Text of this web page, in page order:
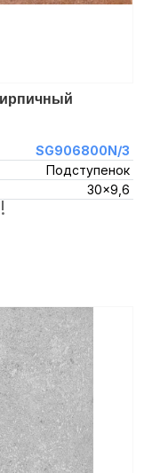
SG906800N/3
Подступенок
30x9,6